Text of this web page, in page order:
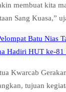
membuat kita
Sang Kuasa,”
Batu Nias
Hadiri HUT ke-81
Kwarcab
tujuan